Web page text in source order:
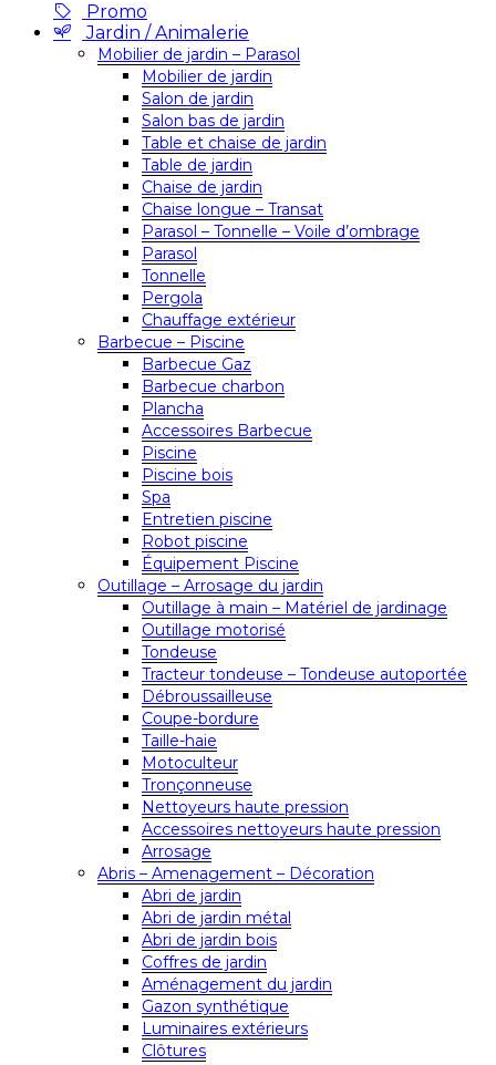
Promo
Jardin / Animalerie
Mobilier de jardin – Parasol
Mobilier de jardin
Salon de jardin
Salon bas de jardin
Table et chaise de jardin
Table de jardin
Chaise de jardin
Chaise longue – Transat
Parasol – Tonnelle – Voile d’ombrage
Parasol
Tonnelle
Pergola
Chauffage extérieur
Barbecue – Piscine
Barbecue Gaz
Barbecue charbon
Plancha
Accessoires Barbecue
Piscine
Piscine bois
Spa
Entretien piscine
Robot piscine
Équipement Piscine
Outillage – Arrosage du jardin
Outillage à main – Matériel de jardinage
Outillage motorisé
Tondeuse
Tracteur tondeuse – Tondeuse autoportée
Débroussailleuse
Coupe-bordure
Taille-haie
Motoculteur
Tronçonneuse
Nettoyeurs haute pression
Accessoires nettoyeurs haute pression
Arrosage
Abris – Amenagement – Décoration
Abri de jardin
Abri de jardin métal
Abri de jardin bois
Coffres de jardin
Aménagement du jardin
Gazon synthétique
Luminaires extérieurs
Clôtures